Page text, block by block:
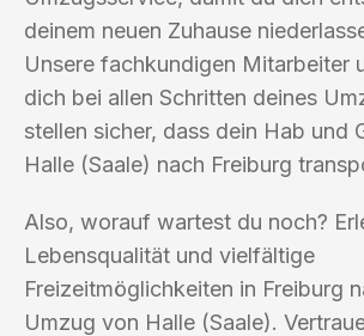
deinem neuen Zuhause
Unsere fachkundigen Mitarbeiter
dich bei allen Schritten deines
stellen sicher, dass dein Hab und
Halle (Saale) nach Freiburg
Also, worauf wartest du noch?
Lebensqualität und vielfältige
Freizeitmöglichkeiten in Freiburg
Umzug von Halle (Saale).